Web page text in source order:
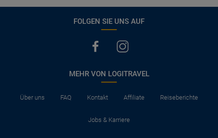
FOLGEN SIE UNS AUF
MEHR VON LOGITRAVEL
Über uns FAQ Kontakt Affiliate Reiseberichte
Jobs & Karriere